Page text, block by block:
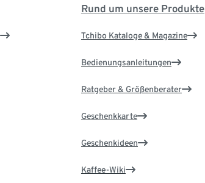
Rund um unsere Produkte
Tchibo Kataloge & Magazine
Bedienungsanleitungen
Ratgeber & Größenberater
Geschenkkarte
Geschenkideen
Kaffee-Wiki